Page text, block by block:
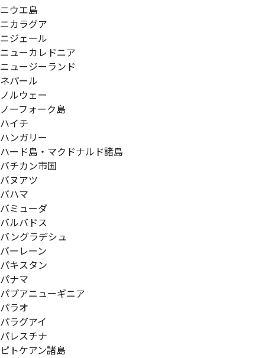
ニウエ島
ニカラグア
ニジェール
ニューカレドニア
ニュージーランド
ネパール
ノルウェー
ノーフォーク島
ハイチ
ハンガリー
ハード島・マクドナルド諸島
バチカン市国
バヌアツ
バハマ
バミューダ
バルバドス
バングラデシュ
バーレーン
パキスタン
パナマ
パプアニューギニア
パラオ
パラグアイ
パレスチナ
ピトケアン諸島